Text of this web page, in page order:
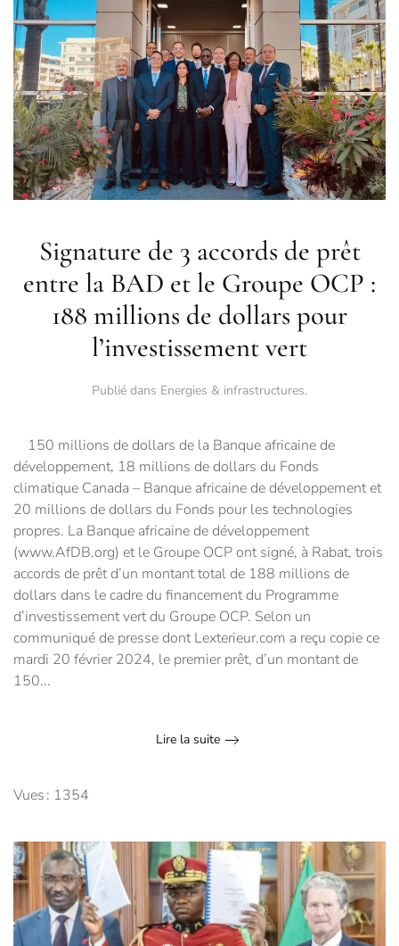
Signature de 3 accords de prêt
entre la BAD et le Groupe OCP :
188 millions de dollars pour
l’investissement vert
Publié dans Energies & infrastructures.
150 millions de dollars de la Banque africaine de
développement, 18 millions de dollars du Fonds
climatique Canada – Banque africaine de développement et
20 millions de dollars du Fonds pour les technologies
propres. La Banque africaine de développement
(www.AfDB.org) et le Groupe OCP ont signé, à Rabat, trois
accords de prêt d’un montant total de 188 millions de
dollars dans le cadre du financement du Programme
d’investissement vert du Groupe OCP. Selon un
communiqué de presse dont Lexterieur.com a reçu copie ce
mardi 20 février 2024, le premier prêt, d’un montant de
150...
Lire la suite
Vues : 1354